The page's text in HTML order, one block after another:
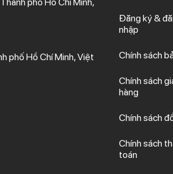
phố Hồ Chí Minh, Việt
Đăng ký &
nhập
Chính sách
Chính sách
hàng
Chính sách
Chính sách
toán